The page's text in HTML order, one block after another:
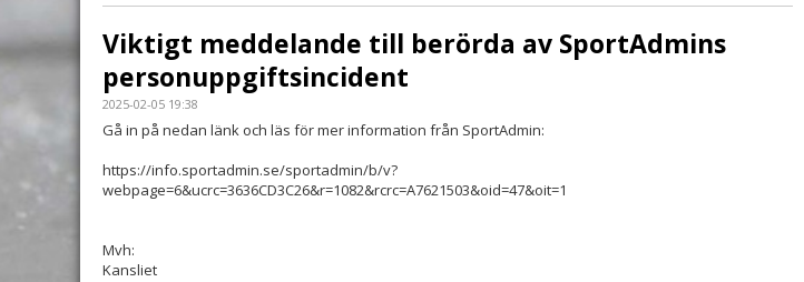
Viktigt meddelande till berörda av SportAdmins
personuppgiftsincident
2025-02-05 19:38
Gå in på nedan länk och läs för mer information från SportAdmin:
https://info.sportadmin.se/sportadmin/b/v?
webpage=6&ucrc=3636CD3C26&r=1082&rcrc=A7621503&oid=47&oit=1
Mvh:
Kansliet